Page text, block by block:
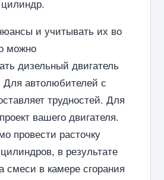
и учитывать их во
можно
дизельный двигатель
Для автолюбителей с
трудностей. Для
вашего двигателя.
провести расточку
в результате
смеси в камере сгорания